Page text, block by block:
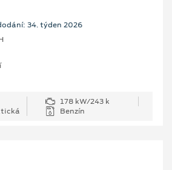
34. týden 2026
178 kW/243 k
Benzín